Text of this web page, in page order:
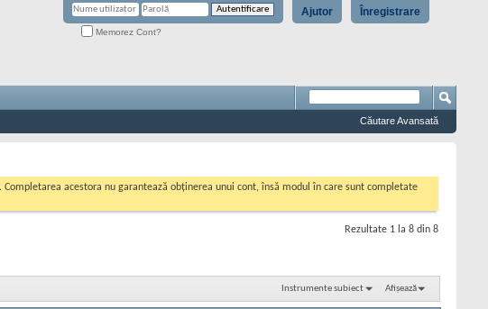
Înregistrare
Ajutor
Memorez Cont?
Căutare Avansată
acestora nu garantează obținerea unui cont, însă modul în care sunt completate
Rezultate 1 la 8 din 8
Instrumente subiect Afișează